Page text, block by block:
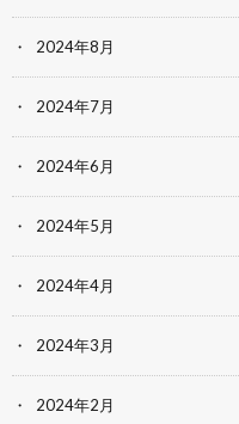
2024年8月
2024年7月
2024年6月
2024年5月
2024年4月
2024年3月
2024年2月